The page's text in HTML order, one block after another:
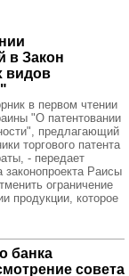
в Закон
видов
в первом чтении
"О патентовании
предлагающий
торгового патента
- передает
Раисы
ограничение
продукции, которое
банка
совета